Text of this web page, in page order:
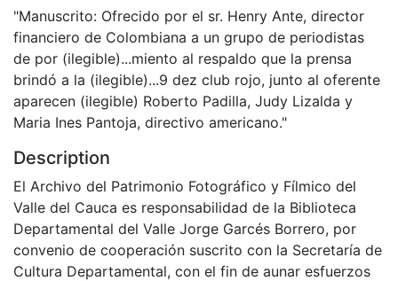
"Manuscrito: Ofrecido por el sr. Henry Ante, director
financiero de Colombiana a un grupo de periodistas
de por (ilegible)...miento al respaldo que la prensa
brindó a la (ilegible)...9 dez club rojo, junto al oferente
aparecen (ilegible) Roberto Padilla, Judy Lizalda y
Maria Ines Pantoja, directivo americano."
Description
El Archivo del Patrimonio Fotográfico y Fílmico del
Valle del Cauca es responsabilidad de la Biblioteca
Departamental del Valle Jorge Garcés Borrero, por
convenio de cooperación suscrito con la Secretaría de
Cultura Departamental, con el fin de aunar esfuerzos